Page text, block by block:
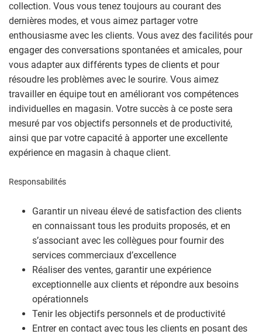
collection. Vous vous tenez toujours au courant des
dernières modes, et vous aimez partager votre
enthousiasme avec les clients. Vous avez des facilités pour
engager des conversations spontanées et amicales, pour
vous adapter aux différents types de clients et pour
résoudre les problèmes avec le sourire. Vous aimez
travailler en équipe tout en améliorant vos compétences
individuelles en magasin. Votre succès à ce poste sera
mesuré par vos objectifs personnels et de productivité,
ainsi que par votre capacité à apporter une excellente
expérience en magasin à chaque client.
Responsabilités
Garantir un niveau élevé de satisfaction des clients
en connaissant tous les produits proposés, et en
s’associant avec les collègues pour fournir des
services commerciaux d’excellence
Réaliser des ventes, garantir une expérience
exceptionnelle aux clients et répondre aux besoins
opérationnels
Tenir les objectifs personnels et de productivité
Entrer en contact avec tous les clients en posant des